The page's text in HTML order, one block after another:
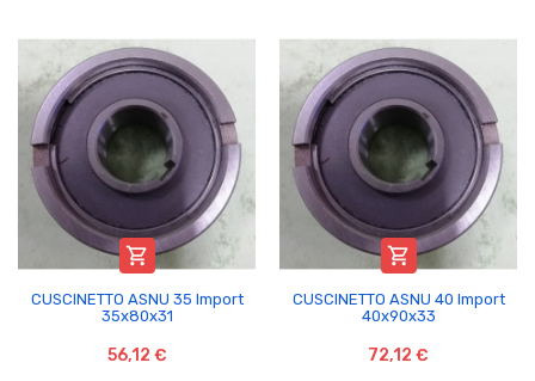

CUSCINETTO ASNU 35 Import
35x80x31
56,12 €

CUSCINETTO ASNU 40 Import
40x90x33
72,12 €